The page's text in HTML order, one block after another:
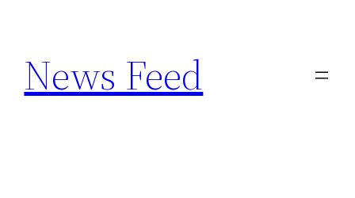
content
News Feed